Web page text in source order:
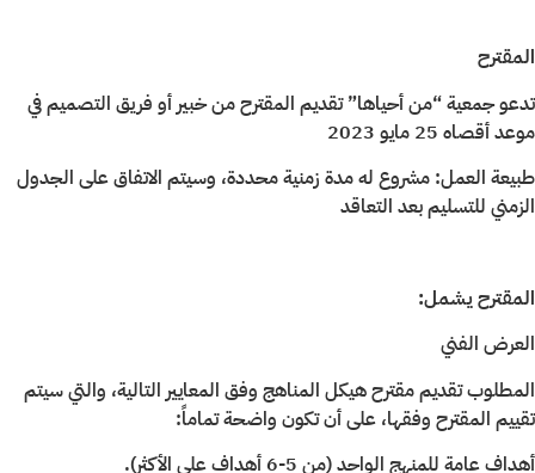
المقترح
تدعو جمعية “من أحياها” تقديم المقترح من خبير أو فريق التصميم في
موعد أقصاه 25 مايو 2023
طبيعة العمل: مشروع له مدة زمنية محددة، وسيتم الاتفاق على الجدول
الزمني للتسليم بعد التعاقد
المقترح يشمل:
العرض الفني
المطلوب تقديم مقترح هيكل المناهج وفق المعايير التالية، والتي سيتم
تقييم المقترح وفقها، على أن تكون واضحة تماماً:
أهداف عامة للمنهج الواحد (من 5-6 أهداف على الأكثر).